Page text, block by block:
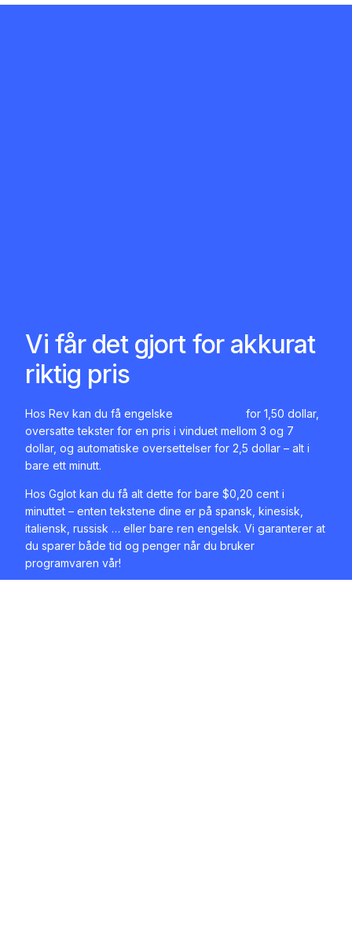
Vi får det gjort for akkurat
riktig pris
Hos Rev kan du få engelske
for 1,50 dollar,
oversatte tekster for en pris i vinduet mellom 3 og 7
dollar, og automatiske oversettelser for 2,5 dollar – alt i
bare ett minutt.
Hos Gglot kan du få alt dette for bare $0,20 cent i
minuttet – enten tekstene dine er på spansk, kinesisk,
italiensk, russisk … eller bare ren engelsk. Vi garanterer at
du sparer både tid og penger når du bruker
programvaren vår!